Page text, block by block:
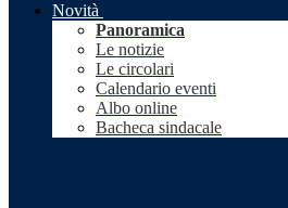
Novità
Panoramica
Le notizie
Le circolari
Calendario eventi
Albo online
Bacheca sindacale